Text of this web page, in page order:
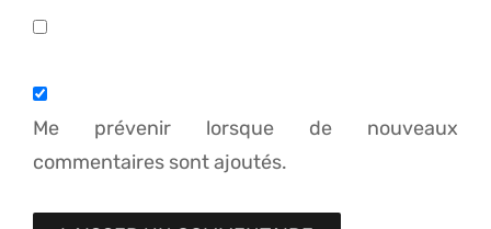
Me prévenir lorsque de nouveaux
commentaires sont ajoutés.